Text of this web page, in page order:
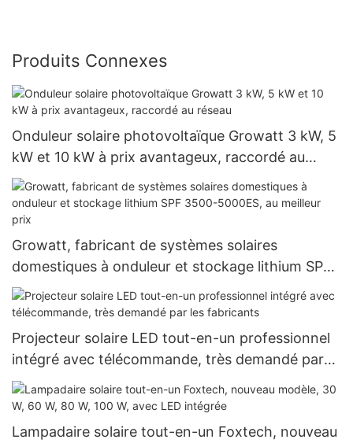
Produits Connexes
Onduleur solaire photovoltaïque Growatt 3 kW, 5
kW et 10 kW à prix avantageux, raccordé au
réseau
Growatt, fabricant de systèmes solaires
domestiques à onduleur et stockage lithium SPF
3500-5000ES, au meilleur prix
Projecteur solaire LED tout-en-un professionnel
intégré avec télécommande, très demandé par
les fabricants
Lampadaire solaire tout-en-un Foxtech, nouveau